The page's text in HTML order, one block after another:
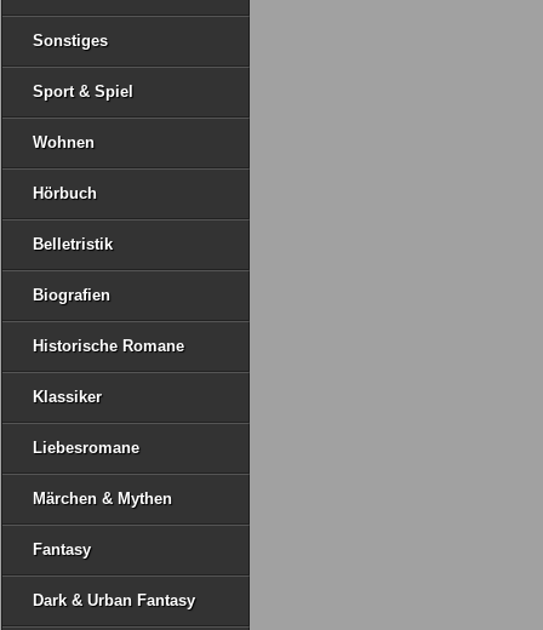
Sonstiges
Sport & Spiel
Wohnen
Hörbuch
Belletristik
Biografien
Historische Romane
Klassiker
Liebesromane
Märchen & Mythen
Fantasy
Dark & Urban Fantasy